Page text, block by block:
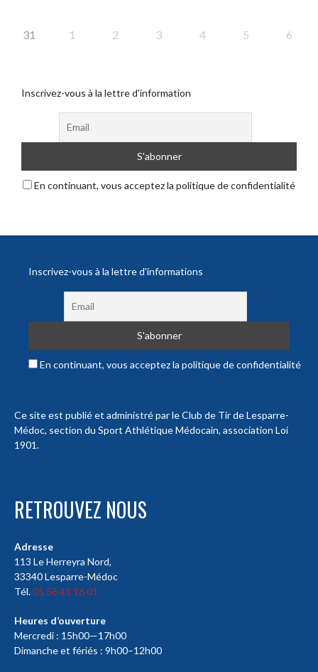
31 1 2 3 4 5 6
Inscrivez-vous à la lettre d'information
En continuant, vous acceptez la politique de confidentialité
Inscrivez-vous à la lettre d'informations
En continuant, vous acceptez la politique de confidentialité
Ce site est publié et administré par le Club de Tir de Lesparre-
Médoc, section du Sport Athlétique Médocain, association Loi
1901.
RETROUVEZ NOUS
Adresse
113 Le Herreyra Nord,
33340 Lesparre-Médoc
Tél.05 56 41 16 01
Heures d’ouverture
Mercredi : 15h00—17h00
Dimanche et fériés : 9h00–12h00